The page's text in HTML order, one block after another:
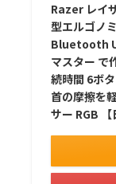
Razer レイ
型エルゴノ
Bluetooth
マスター で
続時間 6ボ
首の摩擦を
サー RGB 【